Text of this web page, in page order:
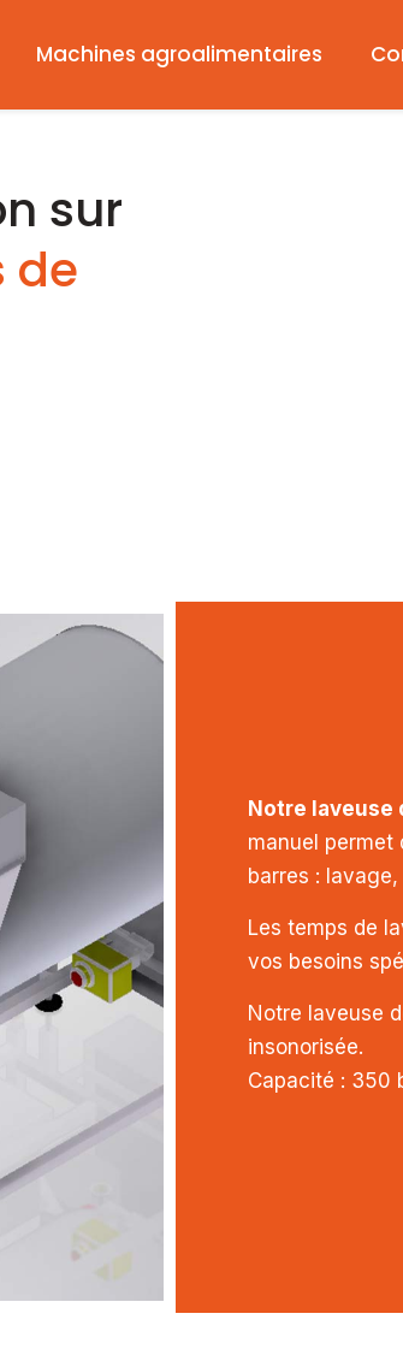
Machines agroalimentaires
sur
de
Notre laveuse
manuel permet
barres :
Les temps de
vos besoins
Notre laveuse
insonorisée.
Capacité : 350